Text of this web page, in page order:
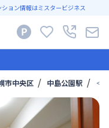
ョン情報はミスタービジネス
市中央区 中島公園駅 ＜